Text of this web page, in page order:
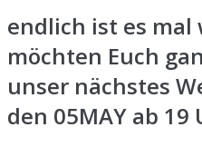
endlich ist es mal
möchten Euch
unser nächstes
den 05MAY ab